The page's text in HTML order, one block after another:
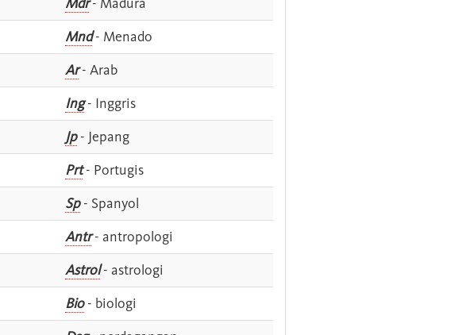
Mnd- Menado
Ar- Arab
Ing- Inggris
Jp- Jepang
Prt- Portugis
Sp- Spanyol
Antr- antropologi
Astrol- astrologi
Bio- biologi